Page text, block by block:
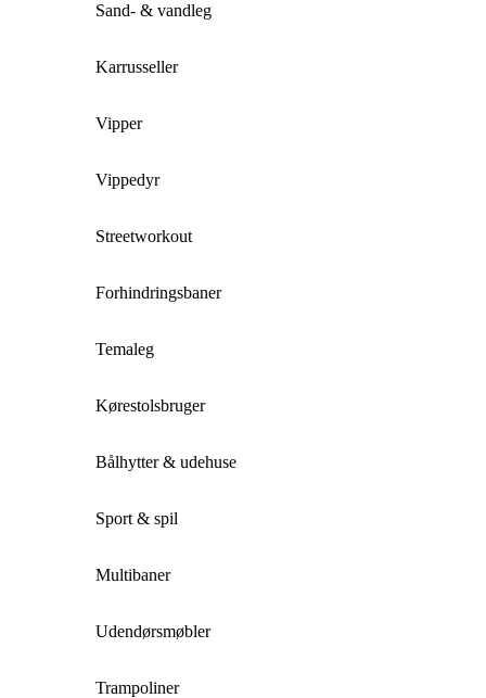
Sand- & vandleg
Karrusseller
Vipper
Vippedyr
Streetworkout
Forhindringsbaner
Temaleg
Kørestolsbruger
Bålhytter & udehuse
Sport & spil
Multibaner
Udendørsmøbler
Trampoliner